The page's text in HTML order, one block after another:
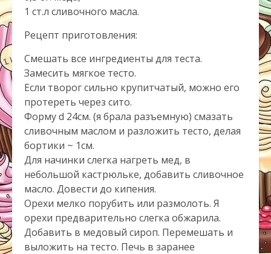
1 ст.л сливочного масла.
Рецепт приготовления:
Смешать все ингредиенты для теста.
Замесить мягкое тесто.
Если творог сильно крупитчатый, можно его
протереть через сито.
Форму d 24см. (я брала разъемную) смазать
сливочным маслом и разложить тесто, делая
бортики ~ 1см.
Для начинки слегка нагреть мед, в
небольшой кастрюльке, добавить сливочное
масло. Довести до кипения.
Орехи мелко порубить или размолоть. Я
орехи предварительно слегка обжарила.
Добавить в медовый сироп. Перемешать и
выложить на тесто. Печь в заранее